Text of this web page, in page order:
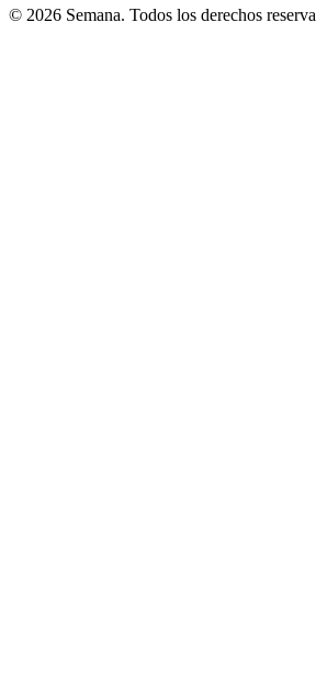
© 2026 Semana. Todos los derechos